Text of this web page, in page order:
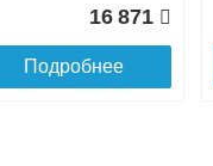
16 871
Подробнее